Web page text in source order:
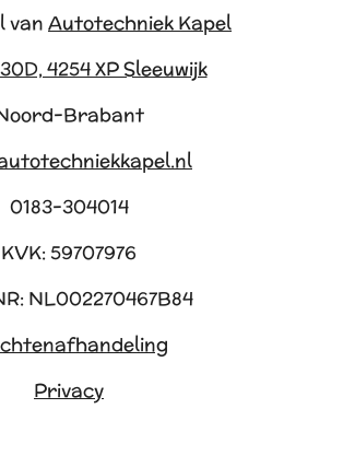
van Autotechniek Kapel
4254 XP Sleeuwijk
Brabant
0183-304014
KVK: 59707976
NL002270467B84
Privacy